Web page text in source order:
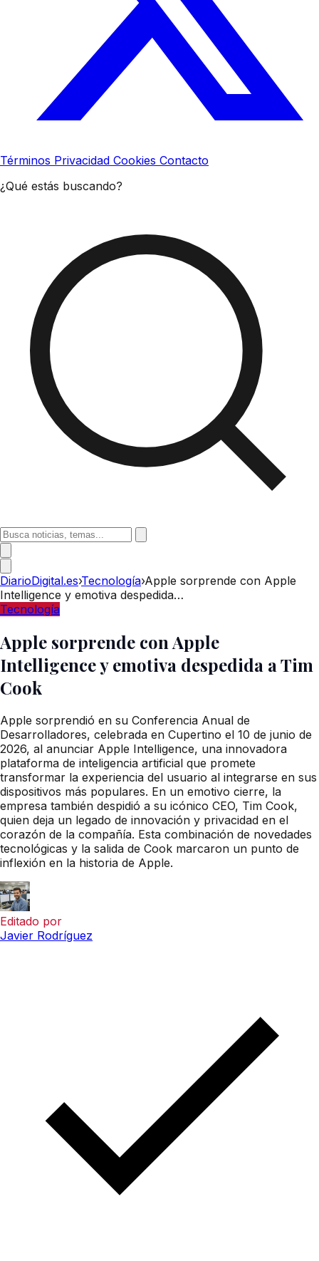
Términos Privacidad Cookies Contacto
¿Qué estás buscando?
DiarioDigital.es›Tecnología›Apple sorprende con Apple
Intelligence y emotiva despedida…
Tecnología
Apple sorprende con Apple
Intelligence y emotiva despedida a Tim
Cook
Apple sorprendió en su Conferencia Anual de
Desarrolladores, celebrada en Cupertino el 10 de junio de
2026, al anunciar Apple Intelligence, una innovadora
plataforma de inteligencia artificial que promete
transformar la experiencia del usuario al integrarse en sus
dispositivos más populares. En un emotivo cierre, la
empresa también despidió a su icónico CEO, Tim Cook,
quien deja un legado de innovación y privacidad en el
corazón de la compañía. Esta combinación de novedades
tecnológicas y la salida de Cook marcaron un punto de
inflexión en la historia de Apple.
Editado por
Javier Rodríguez